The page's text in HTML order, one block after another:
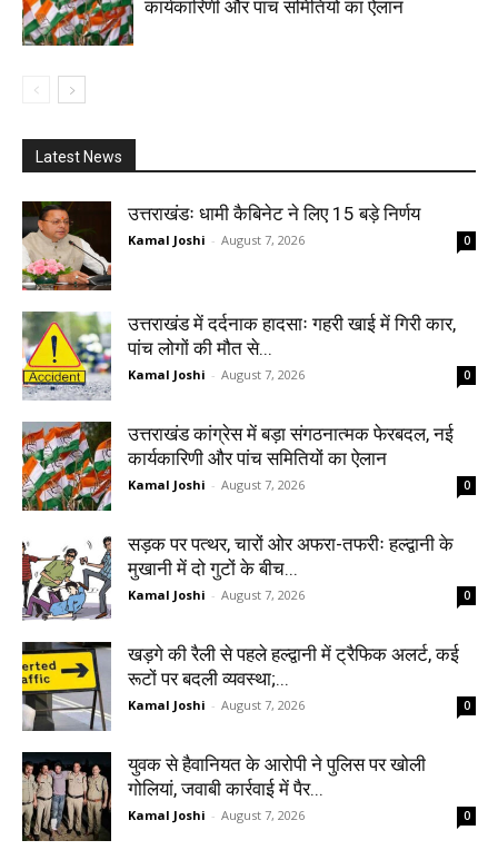
कार्यकारिणी और पांच समितियों का ऐलान
Latest News
उत्तराखंडः धामी कैबिनेट ने लिए 15 बड़े निर्णय
Kamal Joshi - August 7, 2026 0
उत्तराखंड में दर्दनाक हादसाः गहरी खाई में गिरी कार,
पांच लोगों की मौत से...
Kamal Joshi - August 7, 2026 0
उत्तराखंड कांग्रेस में बड़ा संगठनात्मक फेरबदल, नई
कार्यकारिणी और पांच समितियों का ऐलान
Kamal Joshi - August 7, 2026 0
सड़क पर पत्थर, चारों ओर अफरा-तफरीः हल्द्वानी के
मुखानी में दो गुटों के बीच...
Kamal Joshi - August 7, 2026 0
खड़गे की रैली से पहले हल्द्वानी में ट्रैफिक अलर्ट, कई
रूटों पर बदली व्यवस्था;...
Kamal Joshi - August 7, 2026 0
युवक से हैवानियत के आरोपी ने पुलिस पर खोली
गोलियां, जवाबी कार्रवाई में पैर...
Kamal Joshi - August 7, 2026 0